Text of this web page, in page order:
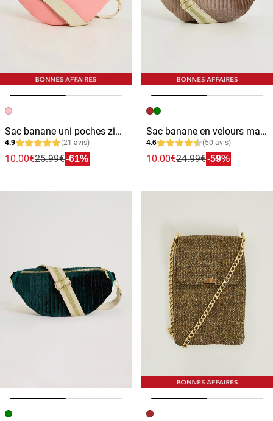
Image précédente
Image suivante
Sac banane uni poches zippées femme
4.9 (21 avis)
10.00€25.99€-61%
Image précédente
Image suivante
Sac banane en velours matelassé femme
4.6 (50 avis)
10.00€24.99€-59%
Image précédente
Image suivante
Image précédente
Image suivante